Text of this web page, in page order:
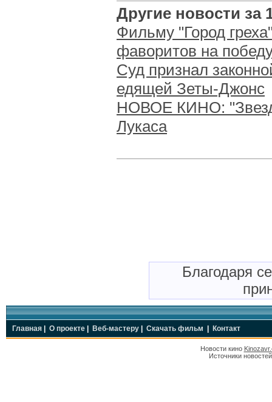
Другие новости за
Фильму "Город
фаворитов на
Суд признал
едящей Зеты-Джонс
НОВОЕ КИНО:
Лукаса
Благодаря
Главная О проекте Веб-мастеру Скачать фильм Контакт
Новости кино
Источники